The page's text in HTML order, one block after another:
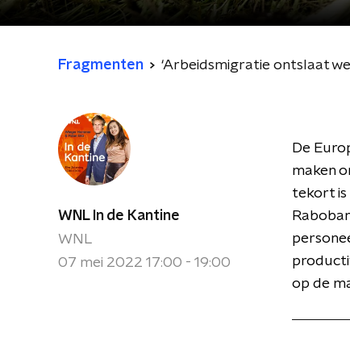
Fragmenten ‘Arbeidsmigratie ontslaat
WNL In de Kantine
WNL
07 mei 2022 17:00 - 19:00
De
maken
tekort is
op de